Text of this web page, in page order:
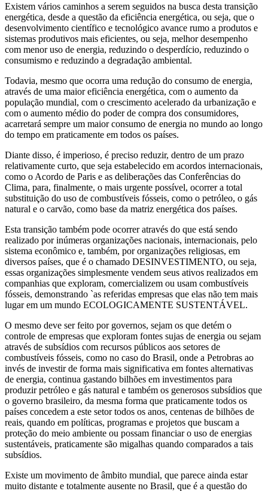
Existem vários caminhos a serem seguidos na busca desta transição
energética, desde a questão da eficiência energética, ou seja, que o
desenvolvimento científico e tecnológico avance rumo a produtos e
sistemas produtivos mais eficientes, ou seja, melhor desempenho
com menor uso de energia, reduzindo o desperdício, reduzindo o
consumismo e reduzindo a degradação ambiental.
Todavia, mesmo que ocorra uma redução do consumo de energia,
através de uma maior eficiência energética, com o aumento da
população mundial, com o crescimento acelerado da urbanização e
com o aumento médio do poder de compra dos consumidores,
acarretará sempre um maior consumo de energia no mundo ao longo
do tempo em praticamente em todos os países.
Diante disso, é imperioso, é preciso reduzir, dentro de um prazo
relativamente curto, que seja estabelecido em acordos internacionais,
como o Acordo de Paris e as deliberações das Conferências do
Clima, para, finalmente, o mais urgente possível, ocorrer a total
substituição do uso de combustíveis fósseis, como o petróleo, o gás
natural e o carvão, como base da matriz energética dos países.
Esta transição também pode ocorrer através do que está sendo
realizado por inúmeras organizações nacionais, internacionais, pelo
sistema econômico e, também, por organizações religiosas, em
diversos países, que é o chamado DESINVESTIMENTO, ou seja,
essas organizações simplesmente vendem seus ativos realizados em
companhias que exploram, comercializem ou usam combustíveis
fósseis, demonstrando `as referidas empresas que elas não tem mais
lugar em um mundo ECOLOGICAMENTE SUSTENTÁVEL.
O mesmo deve ser feito por governos, sejam os que detém o
controle de empresas que exploram fontes sujas de energia ou sejam
através de subsídios com recursos públicos aos setores de
combustíveis fósseis, como no caso do Brasil, onde a Petrobras ao
invés de investir de forma mais significativa em fontes alternativas
de energia, continua gastando bilhões em investimentos para
produzir petróleo e gás natural e também os generosos subsídios que
o governo brasileiro, da mesma forma que praticamente todos os
países concedem a este setor todos os anos, centenas de bilhões de
reais, quando em políticas, programas e projetos que buscam a
proteção do meio ambiente ou possam financiar o uso de energias
sustentáveis, praticamente são migalhas quando comparados a tais
subsídios.
Existe um movimento de âmbito mundial, que parece ainda estar
muito distante e totalmente ausente no Brasil, que é a questão do